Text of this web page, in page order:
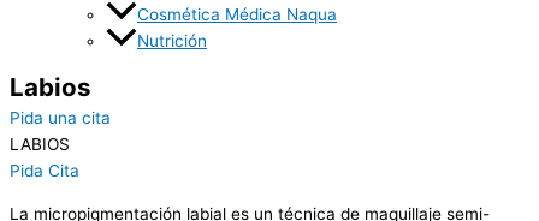
Cosmética Médica Naqua
Nutrición
Labios
Pida una cita
LABIOS
Pida Cita
La micropigmentación labial es un técnica de maquillaje semi-